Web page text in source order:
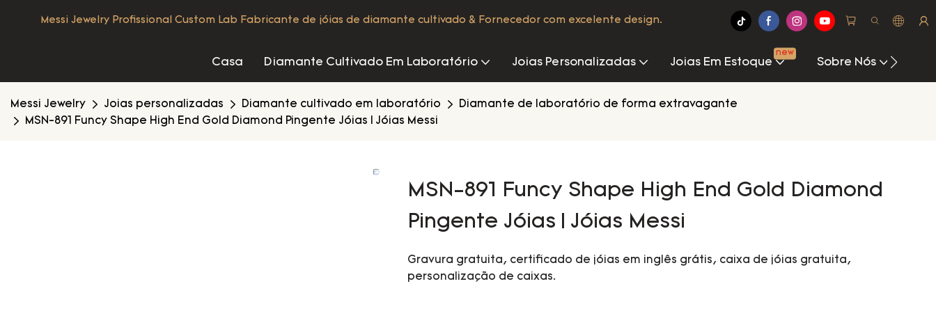
Messi Jewelry Profissional Custom Lab Fabricante de jóias de diamante cultivado & Fornecedor com excelente design.
Casa Diamante Cultivado Em Laboratório Joias Personalizadas Joias Em Estoque
new
Sobre Nós
Messi Jewelry Joias personalizadas Diamante cultivado em laboratório
Diamante de laboratório de forma extravagante
MSN-891 Funcy Shape High End Gold Diamond Pingente Jóias | Jóias Messi
MSN-891 Funcy Shape High End Gold Diamond
Pingente Jóias | Jóias Messi
Gravura gratuita, certificado de jóias em inglês grátis, caixa de jóias gratuita,
personalização de caixas.